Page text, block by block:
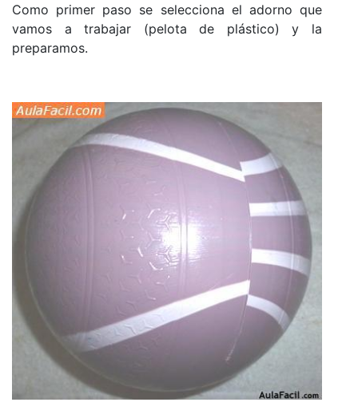
Como primer paso se selecciona el adorno que
vamos a trabajar (pelota de plástico) y la
preparamos.